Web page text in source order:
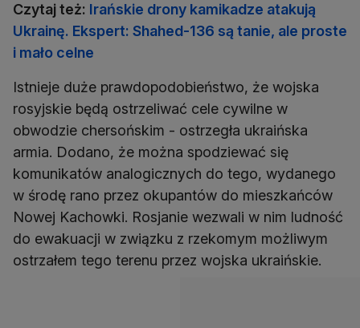
Czytaj też: Irańskie drony kamikadze atakują
Ukrainę. Ekspert: Shahed-136 są tanie, ale proste
i mało celne
Istnieje duże prawdopodobieństwo, że wojska
rosyjskie będą ostrzeliwać cele cywilne w
obwodzie chersońskim - ostrzegła ukraińska
armia. Dodano, że można spodziewać się
komunikatów analogicznych do tego, wydanego
w środę rano przez okupantów do mieszkańców
Nowej Kachowki. Rosjanie wezwali w nim ludność
do ewakuacji w związku z rzekomym możliwym
ostrzałem tego terenu przez wojska ukraińskie.